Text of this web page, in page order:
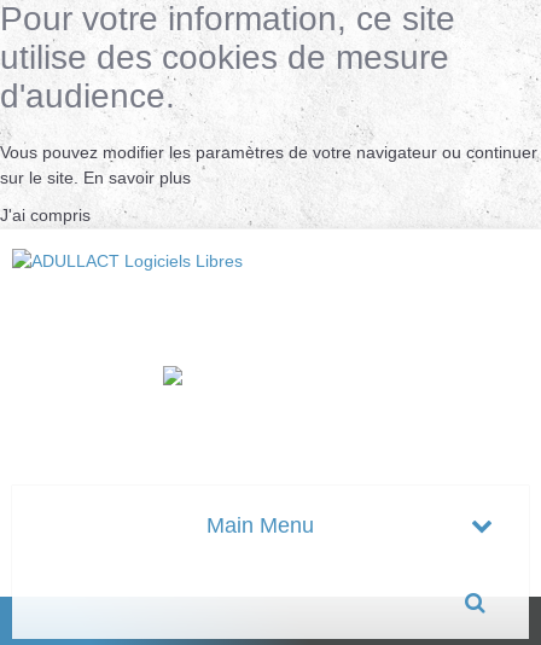
Pour votre information, ce site
utilise des cookies de mesure
d'audience.
Vous pouvez modifier les paramètres de votre navigateur ou continuer
sur le site. En savoir plus
J'ai compris